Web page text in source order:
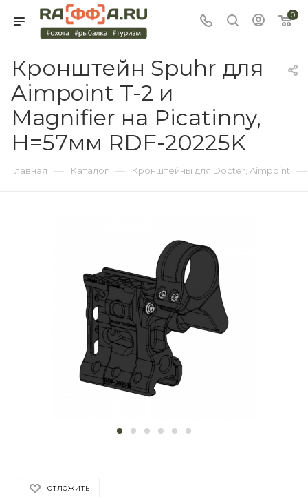
0
Кронштейн Spuhr для
Aimpoint T-2 и
Magnifier на Picatinny,
H=57мм RDF-20225K
Главная — Каталог — Кронштейны для Docter, Aimpoint —
ОТЛОЖИТЬ